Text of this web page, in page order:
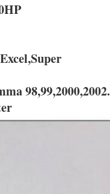
98,99,2000,2002.